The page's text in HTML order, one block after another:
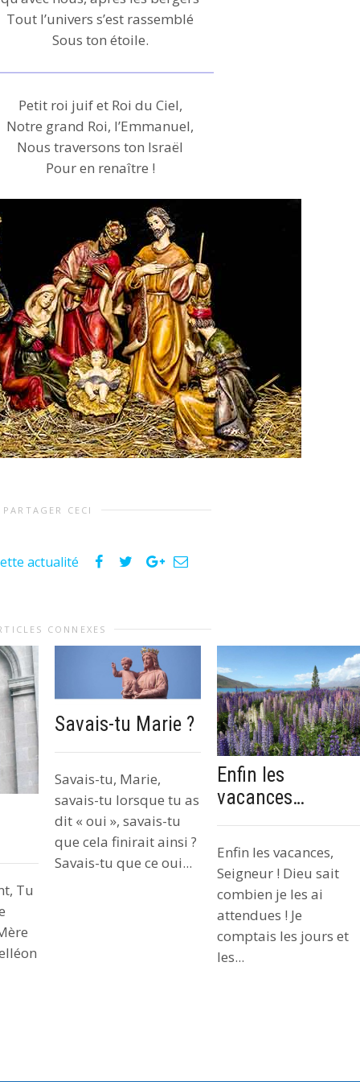
Tout l’univers s’est rassemblé
Sous ton étoile.
Petit roi juif et Roi du Ciel,
Notre grand Roi, l’Emmanuel,
Nous traversons ton Israël
Pour en renaître !
PARTAGER CECI
actualité
CONNEXES
Tu
Savais-tu Marie ?
Savais-tu, Marie,
savais-tu lorsque tu as
dit « oui », savais-tu
que cela finirait ainsi ?
Savais-tu que ce oui...
Enfin les
vacances…
Enfin les vacances,
Seigneur ! Dieu sait
combien je les ai
attendues ! Je
comptais les jours et
les...